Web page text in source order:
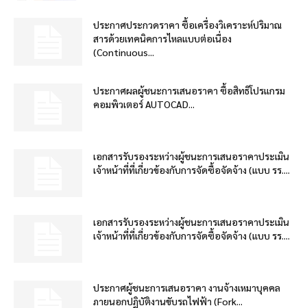
ประกาศประกวดราคา ซื้อเครื่องวิเคราะห์ปริมาณ
สารด้วยเทคนิคการไหลแบบต่อเนื่อง
(Continuous...
ประกาศผลผู้ชนะการเสนอราคา ซื้อสิทธิโปรแกรม
คอมพิวเตอร์ AUTOCAD...
เอกสารรับรองระหว่างผู้ชนะการเสนอราคาประเมิน
เจ้าหน้าที่ที่เกี่ยวข้องกับการจัดซื้อจัดจ้าง (แบบ รร....
เอกสารรับรองระหว่างผู้ชนะการเสนอราคาประเมิน
เจ้าหน้าที่ที่เกี่ยวข้องกับการจัดซื้อจัดจ้าง (แบบ รร....
ประกาศผู้ชนะการเสนอราคา งานจ้างเหมาบุคคล
ภายนอกปฏิบัติงานขับรถไฟฟ้า (Fork...